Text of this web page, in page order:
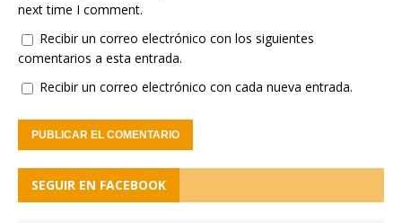
next time I comment.
Recibir un correo electrónico con los siguientes
comentarios a esta entrada.
Recibir un correo electrónico con cada nueva entrada.
SEGUIR EN FACEBOOK